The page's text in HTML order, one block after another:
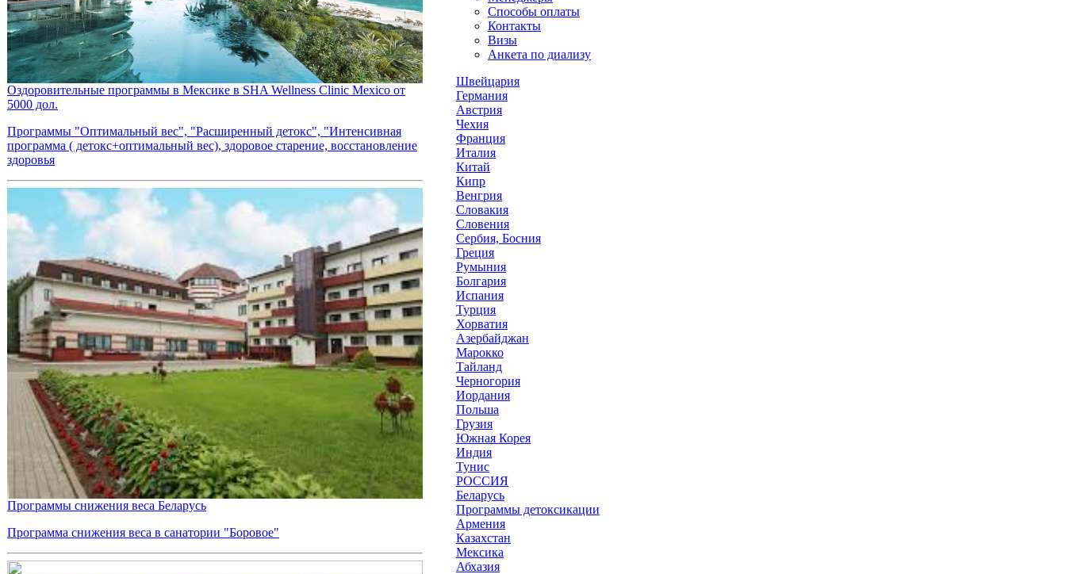
Оздоровительные программы в Мексике в SHA Wellness Clinic Mexico от
5000 дол.
Программы "Оптимальный вес", "Расширенный детокс", "Интенсивная
программа ( детокс+оптимальный вес), здоровое старение, восстановление
здоровья
Программы снижения веса Беларусь
Программа снижения веса в санатории "Боровое"
Способы оплаты
Контакты
Визы
Анкета по диализу
Швейцария
Германия
Австрия
Чехия
Франция
Италия
Китай
Кипр
Венгрия
Словакия
Словения
Сербия, Босния
Греция
Румыния
Болгария
Испания
Турция
Хорватия
Азербайджан
Марокко
Тайланд
Черногория
Иордания
Польша
Грузия
Южная Корея
Индия
Тунис
РОССИЯ
Беларусь
Программы детоксикации
Армения
Казахстан
Мексика
Абхазия